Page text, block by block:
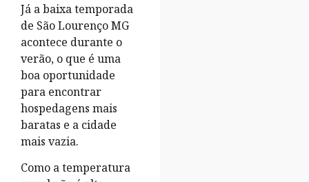
Já a baixa temporada
de São Lourenço MG
acontece durante o
verão, o que é uma
boa oportunidade
para encontrar
hospedagens mais
baratas e a cidade
mais vazia.
Como a temperatura